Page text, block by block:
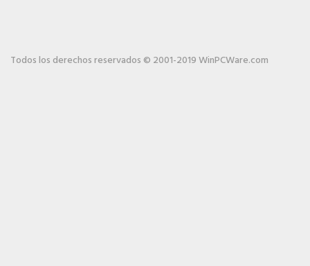
Todos los derechos reservados © 2001-2019 WinPCWare.com